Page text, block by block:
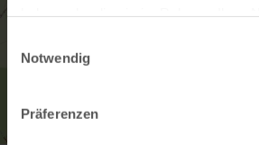
Notwendig
Präferenzen